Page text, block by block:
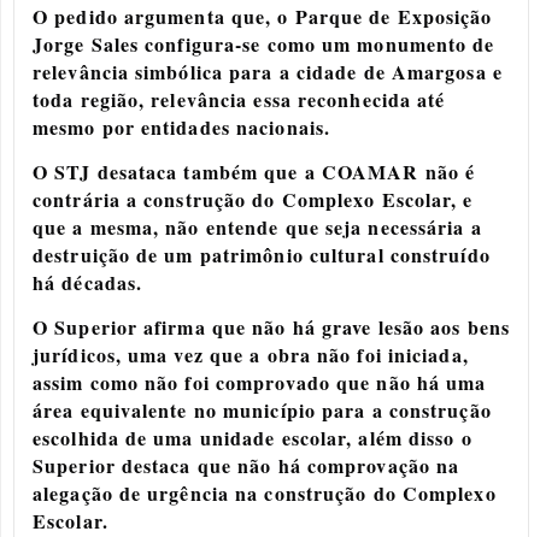
O pedido argumenta que, o Parque de Exposição
Jorge Sales configura-se como um monumento de
relevância simbólica para a cidade de Amargosa e
toda região, relevância essa reconhecida até
mesmo por entidades nacionais.
O STJ desataca também que a COAMAR não é
contrária a construção do Complexo Escolar, e
que a mesma, não entende que seja necessária a
destruição de um patrimônio cultural construído
há décadas.
O Superior afirma que não há grave lesão aos bens
jurídicos, uma vez que a obra não foi iniciada,
assim como não foi comprovado que não há uma
área equivalente no município para a construção
escolhida de uma unidade escolar, além disso o
Superior destaca que não há comprovação na
alegação de urgência na construção do Complexo
Escolar.